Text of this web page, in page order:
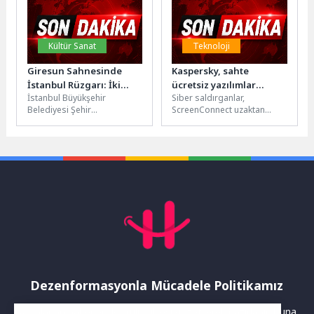
Kültür Sanat
Giresun Sahnesinde
İstanbul Rüzgarı: İki
Oyun, Binlerce Alkış
İstanbul Büyükşehir
Belediyesi Şehir
“Yenilmez”...
Teknoloji
Kaspersky, sahte
ücretsiz yazılımlar
aracılığıyla
ScreenConnect kullanan
geniş çaplı RAT
çıkardı
Siber saldırganlar,
ScreenConnect uzaktan
web...
Dezenformasyonla Mücadele Politikamız